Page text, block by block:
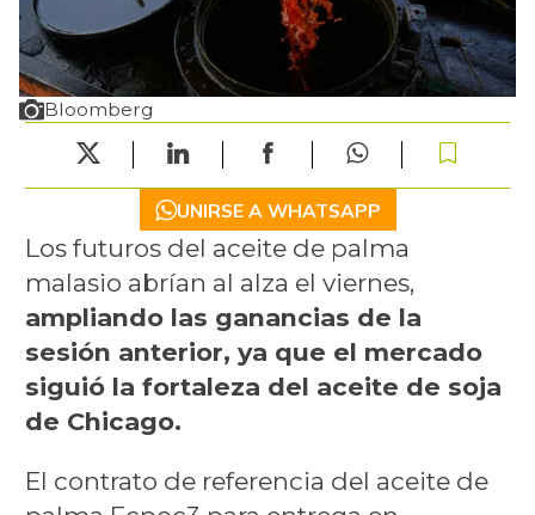
Bloomberg
UNIRSE A WHATSAPP
Los futuros del aceite de palma
malasio abrían al alza el viernes,
ampliando las ganancias de la
sesión anterior, ya que el mercado
siguió la fortaleza del aceite de soja
de Chicago.
El contrato de referencia del aceite de